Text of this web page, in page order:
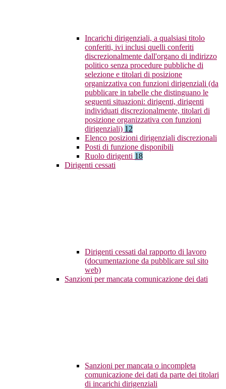
Incarichi dirigenziali, a qualsiasi titolo
conferiti, ivi inclusi quelli conferiti
discrezionalmente dall'organo di indirizzo
politico senza procedure pubbliche di
selezione e titolari di posizione
organizzativa con funzioni dirigenziali (da
pubblicare in tabelle che distinguano le
seguenti situazioni: dirigenti, dirigenti
individuati discrezionalmente, titolari di
posizione organizzativa con funzioni
dirigenziali) 12
Elenco posizioni dirigenziali discrezionali
Posti di funzione disponibili
Ruolo dirigenti 18
Dirigenti cessati
Dirigenti cessati dal rapporto di lavoro
(documentazione da pubblicare sul sito
web)
Sanzioni per mancata comunicazione dei dati
Sanzioni per mancata o incompleta
comunicazione dei dati da parte dei titolari
di incarichi dirigenziali